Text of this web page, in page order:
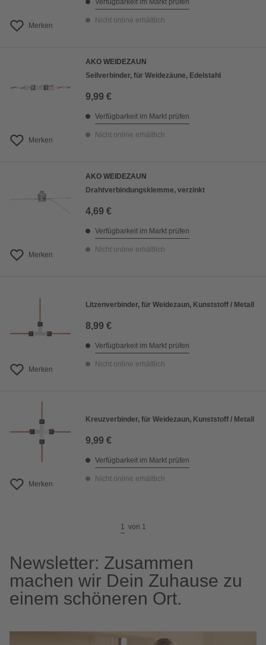
Merken
Verfügbarkeit im Markt prüfen
Nicht online erhältlich
Merken
AKO WEIDEZAUN
Seilverbinder, für Weidezäune, Edelstahl
9,99 €
Verfügbarkeit im Markt prüfen
Nicht online erhältlich
Merken
AKO WEIDEZAUN
Drahtverbindungsklemme, verzinkt
4,69 €
Verfügbarkeit im Markt prüfen
Nicht online erhältlich
Merken
Litzenverbinder, für Weidezaun, Kunststoff / Metall
8,99 €
Verfügbarkeit im Markt prüfen
Nicht online erhältlich
Merken
Kreuzverbinder, für Weidezaun, Kunststoff / Metall
9,99 €
Verfügbarkeit im Markt prüfen
Nicht online erhältlich
1 von 1
Newsletter: Zusammen
machen wir Dein Zuhause zu
einem schöneren Ort.